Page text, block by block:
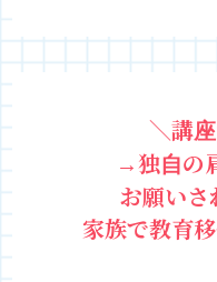
＼講
→独自の
お願いさ
家族で教育